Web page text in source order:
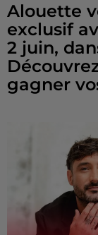
Alouette
exclusif
2 juin,
gagner